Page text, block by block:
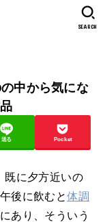
SEARCH
中から気にな
送る Pocket
既に夕方近いの
後に飲むと体調
あり、そういう